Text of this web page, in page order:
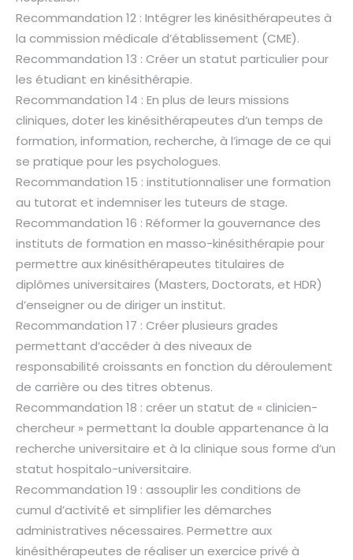
Recommandation 12 : Intégrer les kinésithérapeutes à
la commission médicale d’établissement (CME).
Recommandation 13 : Créer un statut particulier pour
les étudiant en kinésithérapie.
Recommandation 14 : En plus de leurs missions
cliniques, doter les kinésithérapeutes d’un temps de
formation, information, recherche, à l’image de ce qui
se pratique pour les psychologues.
Recommandation 15 : institutionnaliser une formation
au tutorat et indemniser les tuteurs de stage.
Recommandation 16 : Réformer la gouvernance des
instituts de formation en masso-kinésithérapie pour
permettre aux kinésithérapeutes titulaires de
diplômes universitaires (Masters, Doctorats, et HDR)
d’enseigner ou de diriger un institut.
Recommandation 17 : Créer plusieurs grades
permettant d’accéder à des niveaux de
responsabilité croissants en fonction du déroulement
de carrière ou des titres obtenus.
Recommandation 18 : créer un statut de « clinicien-
chercheur » permettant la double appartenance à la
recherche universitaire et à la clinique sous forme d’un
statut hospitalo-universitaire.
Recommandation 19 : assouplir les conditions de
cumul d’activité et simplifier les démarches
administratives nécessaires. Permettre aux
kinésithérapeutes de réaliser un exercice privé à